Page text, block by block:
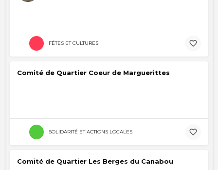
FÊTES ET CULTURES
Comité de Quartier Coeur de Marguerittes
SOLIDARITÉ ET ACTIONS LOCALES
Comité de Quartier Les Berges du Canabou